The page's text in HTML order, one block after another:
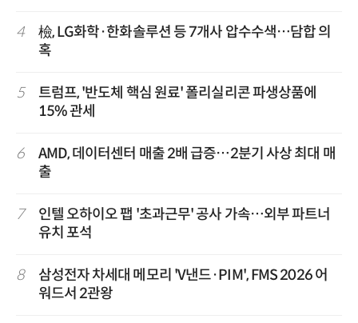
4
檢, LG화학·한화솔루션 등 7개사 압수수색…담합 의
혹
5
트럼프, '반도체 핵심 원료' 폴리실리콘 파생상품에
15% 관세
6
AMD, 데이터센터 매출 2배 급증…2분기 사상 최대 매
출
7
인텔 오하이오 팹 '초과근무' 공사 가속…외부 파트너
유치 포석
8
삼성전자 차세대 메모리 'V낸드·PIM', FMS 2026 어
워드서 2관왕